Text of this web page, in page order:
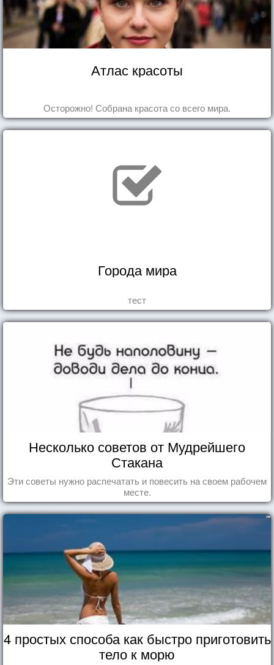
Атлас красоты
Осторожно! Собрана красота со всего мира.
Города мира
тест
Несколько советов от Мудрейшего
Стакана
Эти советы нужно распечатать и повесить на своем рабочем
месте.
4 простых способа как быстро приготовить
тело к морю